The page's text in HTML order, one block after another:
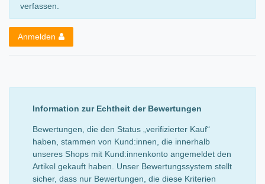
verfassen.
Anmelden
Information zur Echtheit der Bewertungen
Bewertungen, die den Status „verifizierter Kauf“
haben, stammen von Kund:innen, die innerhalb
unseres Shops mit Kund:innenkonto angemeldet den
Artikel gekauft haben. Unser Bewertungssystem stellt
sicher, dass nur Bewertungen, die diese Kriterien